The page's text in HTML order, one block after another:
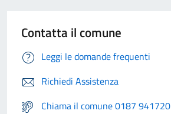
Contatta il comune
Leggi le domande frequenti
Richiedi Assistenza
Chiama il comune 0187 941720